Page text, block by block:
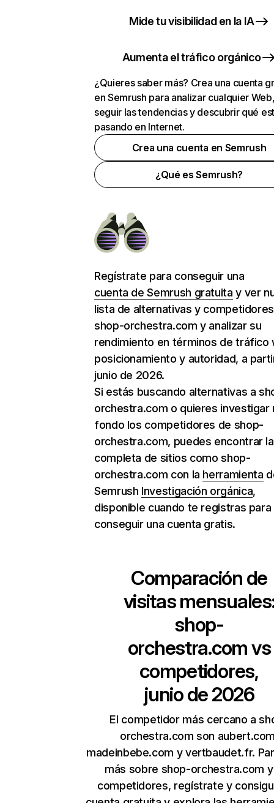
Mide tu visibilidad en la IA
Aumenta el tráfico orgánico
¿Quieres saber más? Crea una cuenta
en Semrush para analizar cualquier
seguir las tendencias y descubrir qué
pasando en Internet.
Crea una cuenta en Semrush
¿Qué es Semrush?
Regístrate para conseguir una
cuenta de Semrush gratuita y ver
lista de alternativas y
shop-orchestra.com y analizar su
rendimiento en términos de tráfico
posicionamiento y autoridad, a
junio de 2026.
Si estás buscando alternativas a
orchestra.com o quieres investigar
fondo los competidores de shop-
orchestra.com, puedes encontrar
completa de sitios como shop-
orchestra.com con la herramienta
Semrush Investigación orgánica,
disponible cuando te registras para
conseguir una cuenta gratis.
Comparación de
visitas
shop-
orchestra.comvs
competidores,
junio de 2026
El competidor más cercano a
orchestra.com son
madeinbebe.com y vertbaudet.fr.
más sobre shop-orchestra.com
competidores, regístrate y